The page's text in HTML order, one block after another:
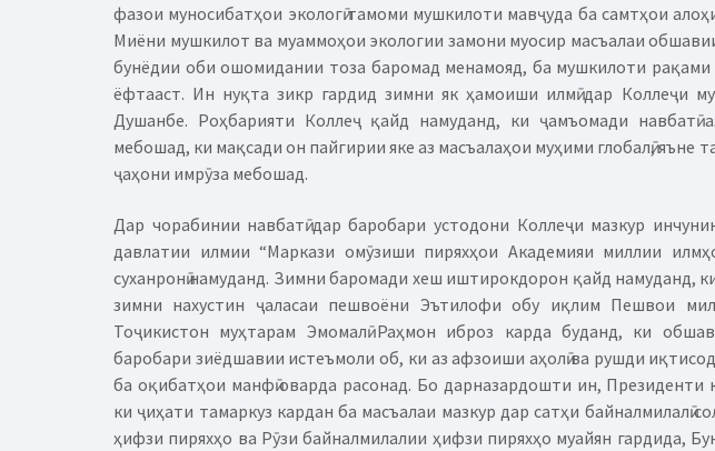
фазои муносибатҳои экологӣ тамоми мушкилоти мавҷуда ба самтҳои
Миёни мушкилот ва муаммоҳои экологии замони муосир масъалаи
бунёдии оби ошомидании тоза баромад менамояд, ба мушкилоти рақами
ёфтааст. Ин нуқта зикр гардид зимни як ҳамоиши илмӣ дар Коллеҷи
Душанбе. Роҳбарияти Коллеҷ қайд намуданд, ки ҷамъомади навбатӣ
мебошад, ки мақсади он пайгирии яке аз масъалаҳои муҳими глобалӣ, яъне
ҷаҳони имрӯза мебошад.
Дар чорабинии навбатӣ дар баробари устодони Коллеҷи мазкур
давлатии илмии “Маркази омӯзиши пиряхҳои Академияи миллии
суханронӣ намуданд. Зимни баромади хеш иштирокдорон қайд намуданд,
зимни нахустин ҷаласаи пешвоёни Эътилофи обу иқлим Пешвои
Тоҷикистон муҳтарам Эмомалӣ Раҳмон иброз карда буданд, ки
баробари зиёдшавии истеъмоли об, ки аз афзоиши аҳолӣ ва рушди
ба оқибатҳои манфӣ оварда расонад. Бо дарназардошти ин,
ки ҷиҳати тамаркуз кардан ба масъалаи мазкур дар сатҳи байналмилалӣ
ҳифзи пиряхҳо ва Рӯзи байналмилалии ҳифзи пиряхҳо муайян гардида,